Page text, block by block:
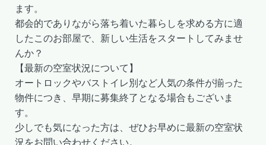
ます。
都会的でありながら落ち着いた暮らしを求める方に適
したこのお部屋で、新しい生活をスタートしてみませ
んか？
【最新の空室状況について】
オートロックやバストイレ別など人気の条件が揃った
物件につき、早期に募集終了となる場合もございま
す。
少しでも気になった方は、ぜひお早めに最新の空室状
況をお問い合わせください。